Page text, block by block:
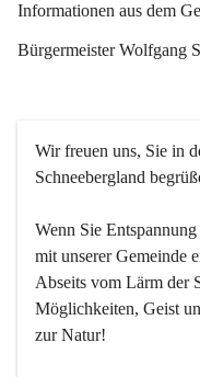
Informationen aus dem
Bürgermeister Wolfgang
Wir freuen uns, Sie in
Schneebergland
Wenn Sie
mit unserer Gemeinde
Abseits vom Lärm der
Möglichkeiten, Geist
zur Natur!